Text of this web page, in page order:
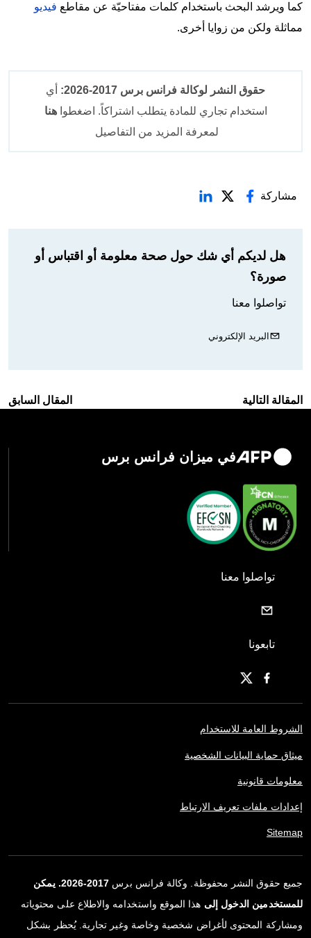
كما ويرشد البحث باستخدام كلمات مفتاحيّة عن مقاطع فيديو
مماثلة ولكن من زوايا أخرى.
حقوق النشر لوكالة فرانس برس 2017-2026:
أي
استخدام تجاري للمادة يتطلب اشتراكاً. اضغطواهنا
لمعرفة المزيد من التفاصيل
مشاركة
هل لديكم أي شك حول صحة معلومة أو اقتباس أو
صورة؟
تواصلوا معنا
البريد الإلكتروني
المقالة التالية المقال السابق
في ميزان فرانس برس
تواصلوا معنا
تابعونا
الشروط العامة للاستخدام
ميثاق حماية البيانات الشخصية
معلومات قانونية
إعدادات ملفات تعريف الارتباط
Sitemap
جميع حقوق النشر محفوظة. وكالة فرانس برس
2017-2026. يمكن
للمستخدمين الدخول إلى هذا الموقع واستخدامه والاطلاع على محتوياته
ومشاركة المحتوى لأغراض شخصية وخاصة وغير تجارية. يُحظر بشكل